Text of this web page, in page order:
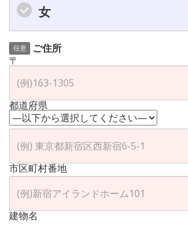
女
任意
ご住所
〒
都道府県
市区町村番地
建物名